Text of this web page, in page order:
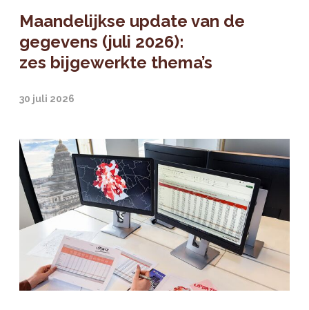
Maandelijkse update van de
gegevens (juli 2026):
zes bijgewerkte thema’s
30 juli 2026